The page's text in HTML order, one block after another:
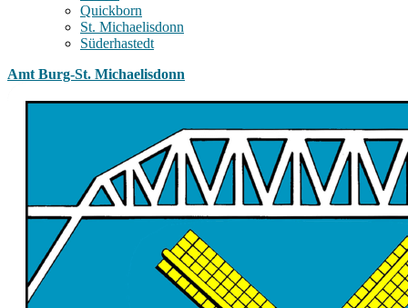
Quickborn
St. Michaelisdonn
Süderhastedt
Amt Burg-St. Michaelisdonn